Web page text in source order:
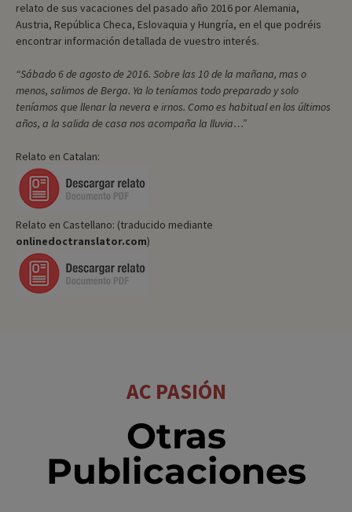
relato de sus vacaciones del pasado año 2016 por Alemania,
Austria, República Checa, Eslovaquia y Hungría, en el que podréis
encontrar información detallada de vuestro interés.
“Sábado 6 de agosto de 2016. Sobre las 10 de la mañana, mas o
menos, salimos de Berga. Ya lo teníamos todo preparado y solo
teníamos que llenar la nevera e irnos. Como es habitual en los últimos
años, a la salida de casa nos acompaña la lluvia…”
Relato en Catalan:
Relato en Castellano: (traducido mediante
onlinedoctranslator.com)
AC PASIÓN
Otras
Publicaciones